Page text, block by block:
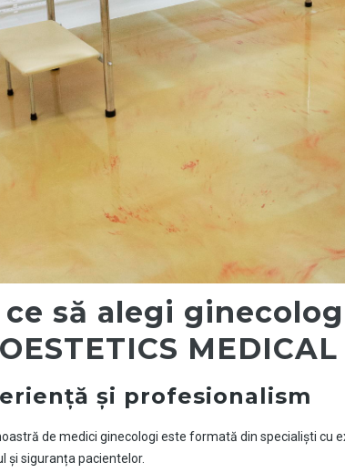
ce să alegi
și profesionalism
de medici ginecologi este formată din specialiști cu
și siguranța pacientelor.